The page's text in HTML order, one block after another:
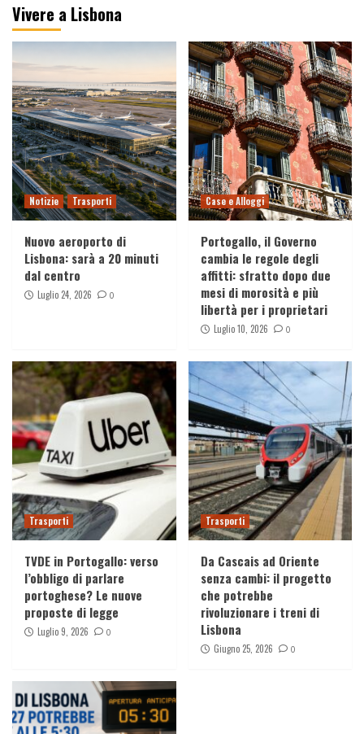
Viaggi
utenti, cosa è successo davvero
5
Viaggi
Come il video con il drone dalla favela
Rocinha ha conquistato il mondo (e perché
tutti lo stanno copiando)
Racconti
Il Cammino di Santiago – Il tragitto in
Racconti
Il Cammino di Santiago – Pioggia
3
Racconti
Il Cammino di Santiago – Correre senza
motivo
4
Viaggi
Booking.com hackerata: fuga di dati degli
utenti, cosa è successo davvero
Come il video con il drone dalla favela
Rocinha ha conquistato il mondo (e perché
tutti lo stanno copiando)
Vivere a Lisbona
Notizie Trasporti
Nuovo aeroporto di
Lisbona: sarà a 20 minuti
dal centro
Luglio 24, 2026 0
Case e Alloggi
Portogallo, il Governo
cambia le regole degli
affitti: sfratto dopo due
mesi di morosità e più
libertà per i proprietari
Luglio 10, 2026 0
Trasporti
TVDE in Portogallo: verso
l’obbligo di parlare
portoghese? Le nuove
proposte di legge
Luglio 9, 2026 0
Trasporti
Da Cascais ad Oriente
senza cambi: il progetto
che potrebbe
rivoluzionare i treni di
Lisbona
Giugno 25, 2026 0